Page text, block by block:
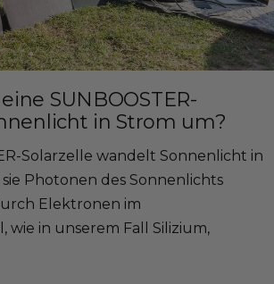
SUNBOOSTER-
in Strom um?
Solarzelle wandelt Sonnenlicht in
Photonen des Sonnenlichts
Elektronen im
wie in unserem Fall Silizium,